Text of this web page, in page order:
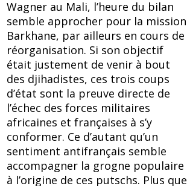
Wagner au Mali, l’heure du bilan
semble approcher pour la mission
Barkhane, par ailleurs en cours de
réorganisation. Si son objectif
était justement de venir à bout
des djihadistes, ces trois coups
d’état sont la preuve directe de
l’échec des forces militaires
africaines et françaises à s’y
conformer. Ce d’autant qu’un
sentiment antifrançais semble
accompagner la grogne populaire
à l’origine de ces putschs. Plus que